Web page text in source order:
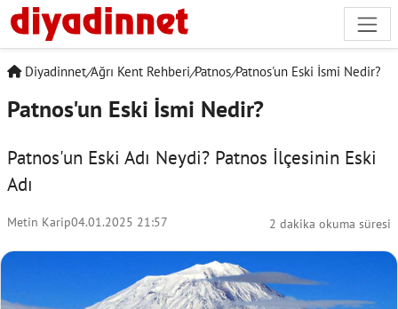
Diyadinnet/Ağrı Kent Rehberi/Patnos/Patnos'un Eski İsmi Nedir?
Patnos'un Eski İsmi Nedir?
Patnos'un Eski Adı Neydi? Patnos İlçesinin Eski
Adı
Metin Karip04.01.2025 21:57 2 dakika okuma süresi